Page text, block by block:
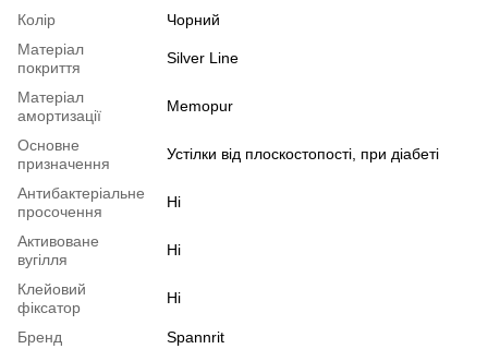
Колір
Чорний
Матеріал
покриття
Silver Line
Матеріал
амортизації
Memopur
Основне
призначення
Устілки від плоскостопості, при діабеті
Антибактеріальне
просочення
Ні
Активоване
вугілля
Ні
Клейовий
фіксатор
Ні
Бренд
Spannrit